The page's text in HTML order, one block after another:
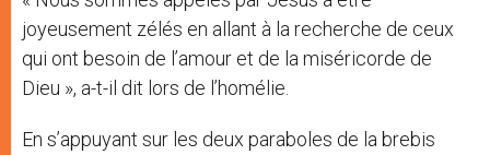
joyeusement zélés en allant à la recherche de ceux
qui ont besoin de l’amour et de la miséricorde de
Dieu », a-t-il dit lors de l’homélie.
En s’appuyant sur les deux paraboles de la brebis